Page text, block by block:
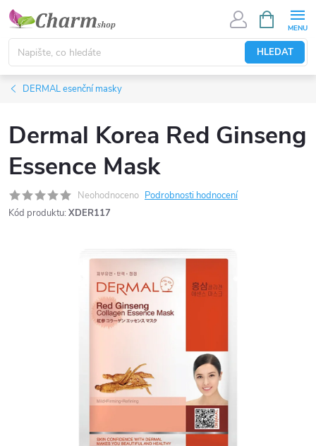
Přejít
obsah
HLEDAT
NÁKUPNÍ
KOŠÍK
DERMAL esenční masky
Dermal Korea Red Ginseng
Essence Mask
Neohodnoceno Podrobnosti hodnocení
Kód produktu: XDER117